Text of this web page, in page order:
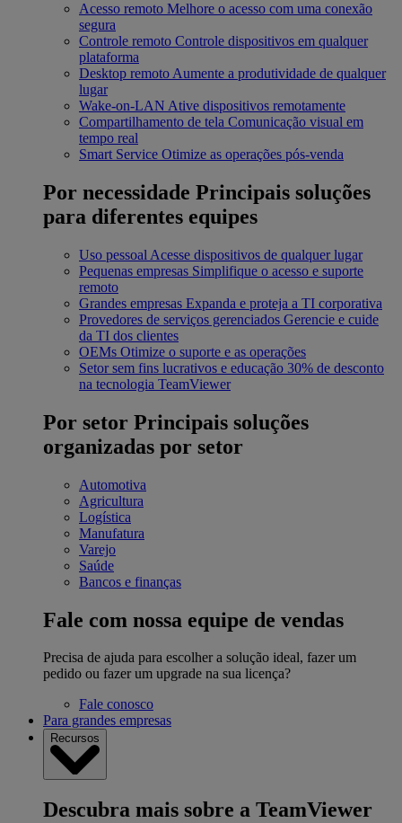
Acesso remoto Melhore o acesso com uma conexão
segura
Controle remoto Controle dispositivos em qualquer
plataforma
Desktop remoto Aumente a produtividade de qualquer
lugar
Wake-on-LAN Ative dispositivos remotamente
Compartilhamento de tela Comunicação visual em
tempo real
Smart Service Otimize as operações pós-venda
Por necessidade Principais soluções
para diferentes equipes
Uso pessoal Acesse dispositivos de qualquer lugar
Pequenas empresas Simplifique o acesso e suporte
remoto
Grandes empresas Expanda e proteja a TI corporativa
Provedores de serviços gerenciados Gerencie e cuide
da TI dos clientes
OEMs Otimize o suporte e as operações
Setor sem fins lucrativos e educação 30% de desconto
na tecnologia TeamViewer
Por setor Principais soluções
organizadas por setor
Automotiva
Agricultura
Logística
Manufatura
Varejo
Saúde
Bancos e finanças
Fale com nossa equipe de vendas
Precisa de ajuda para escolher a solução ideal, fazer um
pedido ou fazer um upgrade na sua licença?
Fale conosco
Para grandes empresas
Recursos
Descubra mais sobre a TeamViewer